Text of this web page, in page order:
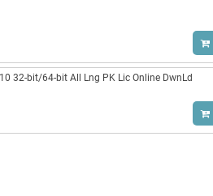
32-bit/64-bit All Lng PK Lic Online DwnLd